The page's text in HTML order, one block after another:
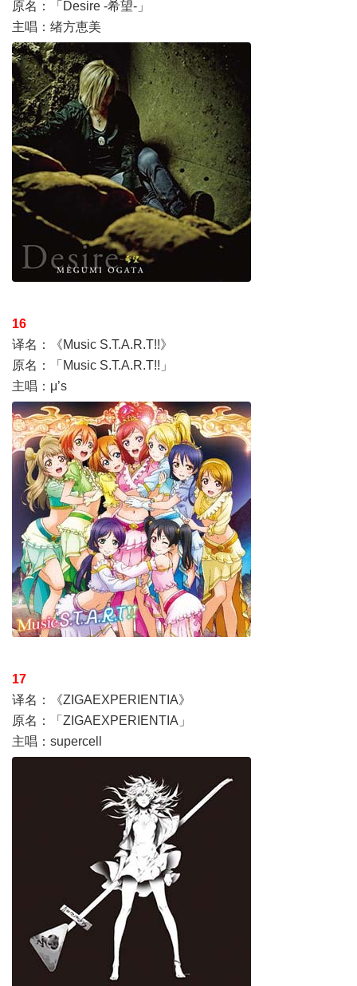
原名：「Desire -希望-」
主唱：绪方恵美
16
译名：《Music S.T.A.R.T!!》
原名：「Music S.T.A.R.T!!」
主唱：μ’s
17
译名：《ZIGAEXPERIENTIA》
原名：「ZIGAEXPERIENTIA」
主唱：supercell